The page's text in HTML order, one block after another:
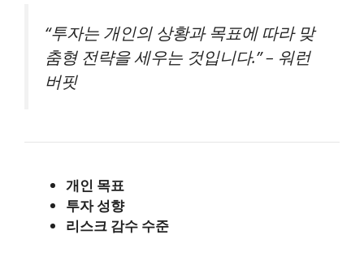
“투자는 개인의 상황과 목표에 따라 맞
춤형 전략을 세우는 것입니다.” – 워런
버핏
개인 목표
투자 성향
리스크 감수 수준